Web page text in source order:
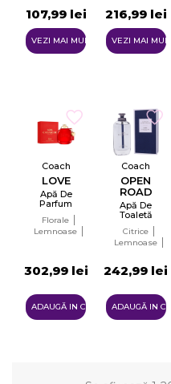
107,99 lei
VEZI MAI MULTE
216,99 lei
VEZI MAI
Coach
LOVE
Apă De
Parfum
Femei
EDP
Florale
Lemnoase
302,99 lei
ADAUGĂ IN COŞ
Coach
OPEN
ROAD
Apă De
Toaletă
Bărbați
EDT
Citrice
Lemnoase
242,99 lei
ADAUGĂ IN COŞ